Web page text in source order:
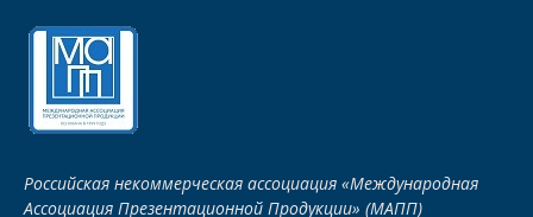
Российская некоммерческая ассоциация «Международная
Ассоциация Презентационной Продукции» (МАПП)